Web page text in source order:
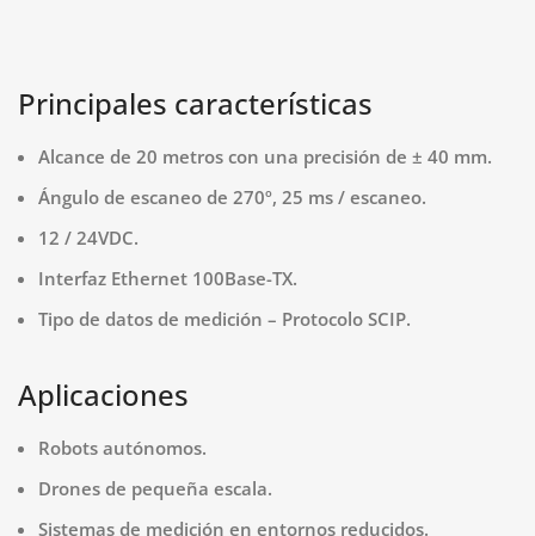
Principales características
Alcance de 20 metros con una precisión de ± 40 mm.
Ángulo de escaneo de 270º, 25 ms / escaneo.
12 / 24VDC.
Interfaz Ethernet 100Base-TX.
Tipo de datos de medición – Protocolo SCIP.
Aplicaciones
Robots autónomos.
Drones de pequeña escala.
Sistemas de medición en entornos reducidos.